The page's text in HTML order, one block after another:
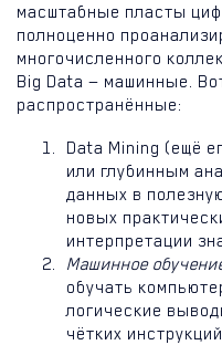
масштабные пласты
полноценно
многочисленного
Big Data — машинные.
распространённые:
Data Mining (ещё
или глубинным
данных в
новых
интерпретации
Машинное
обучать
логические
чётких